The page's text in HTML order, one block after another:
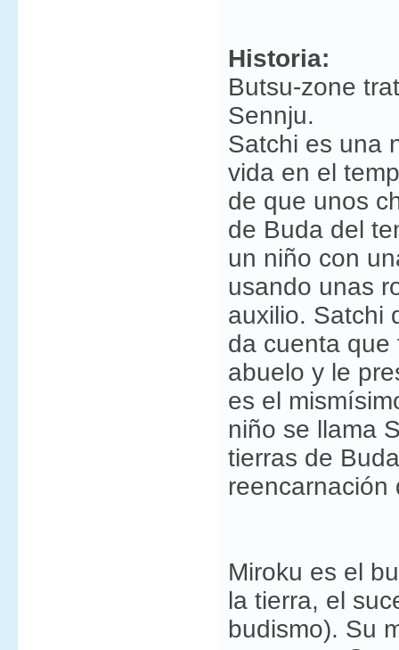
Historia:
Butsu-zone
Sennju.
Satchi es una
vida en el
de que unos
de Buda del
un niño con
usando unas
auxilio. Satchi
da cuenta
abuelo y le
es el
niño se llama
tierras de
reencarnación
Miroku es el
la tierra, el
budismo). Su